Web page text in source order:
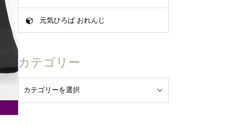
元気ひろば おれんじ
カテゴリー